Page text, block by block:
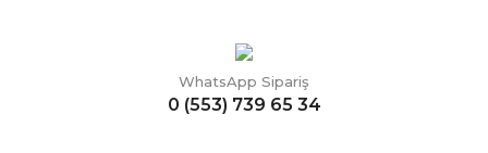
WhatsApp Sipariş
0 (553) 739 65 34